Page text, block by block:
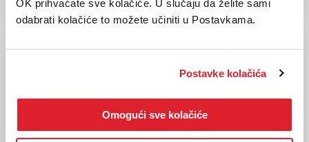
OK prihvaćate sve kolačiće. U slučaju da želite sami
odabrati kolačiće to možete učiniti u Postavkama.
Postavke kolačića
Omogući sve kolačiće